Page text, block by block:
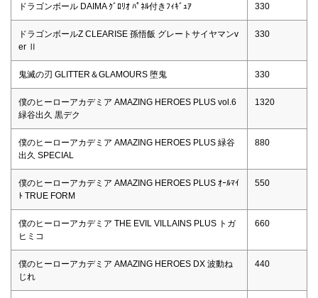
ドラゴンボール DAIMA ｸﾞﾛﾘｵ ﾊﾟﾈﾙ付きﾌｨｷﾞｭｱ 330
ドラゴンボールZ CLEARISE 孫悟飯 グレートサイヤマンv
er Ⅱ
330
鬼滅の刃 GLITTER＆GLAMOURS 堕鬼 330
僕のヒーローアカデミア AMAZING HEROES PLUS vol.6
緑谷出久 黒デク
1320
僕のヒーローアカデミア AMAZING HEROES PLUS 緑谷
出久 SPECIAL
880
僕のヒーローアカデミア AMAZING HEROES PLUS ｵｰﾙﾏｲ
ﾄ TRUE FORM
550
僕のヒーローアカデミア THE EVIL VILLAINS PLUS トガ
ヒミコ
660
僕のヒーローアカデミア AMAZING HEROES DX 波動ね
じれ
440